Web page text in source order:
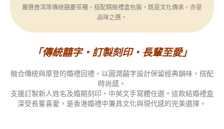
嚴選普洱等傳統囍慶茶種，搭配精緻禮盒包裝，既是文化傳承，亦是
品味之選。
「傳統囍字・訂製刻印・長輩至愛」
融合傳統與摩登的婚禮回禮，以圓潤囍字設計保留經典韻味，搭配
時尚感。
支援訂製新人姓名及婚期刻印，中英文手寫體任選。這款結婚禮盒
深受長輩喜愛，是香港婚禮中兼具文化與現代感的完美選擇。